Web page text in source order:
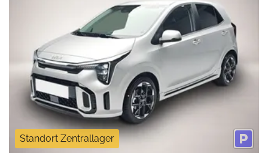
Standort Zentrallager